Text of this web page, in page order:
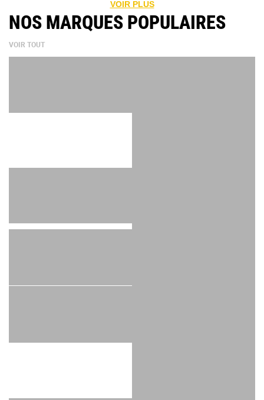
VOIR PLUS
NOS MARQUES POPULAIRES
VOIR TOUT